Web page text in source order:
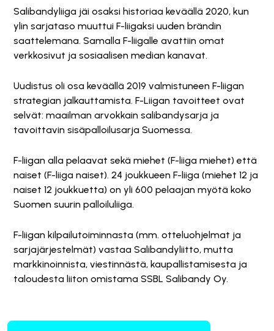
Salibandyliiga jäi osaksi historiaa keväällä 2020, kun
ylin sarjataso muuttui F-liigaksi uuden brändin
saattelemana. Samalla F-liigalle avattiin omat
verkkosivut ja sosiaalisen median kanavat.
Uudistus oli osa keväällä 2019 valmistuneen F-liigan
strategian jalkauttamista. F-Liigan tavoitteet ovat
selvät: maailman arvokkain salibandysarja ja
tavoittavin sisäpalloilusarja Suomessa.
F-liigan alla pelaavat sekä miehet (F-liiga miehet) että
naiset (F-liiga naiset). 24 joukkueen F-liiga (miehet 12 ja
naiset 12 joukkuetta) on yli 600 pelaajan myötä koko
Suomen suurin palloiluliiga.
F-liigan kilpailutoiminnasta (mm. otteluohjelmat ja
sarjajärjestelmät) vastaa Salibandyliitto, mutta
markkinoinnista, viestinnästä, kaupallistamisesta ja
taloudesta liiton omistama SSBL Salibandy Oy.